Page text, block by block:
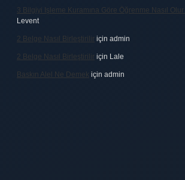
3 Bilgiyi Işleme Kuramına Göre Öğrenme Nasıl Olur
Levent
2 Belge Nasıl Birleştirilir için admin
2 Belge Nasıl Birleştirilir için Lale
Baskın Alel Ne Demek için admin